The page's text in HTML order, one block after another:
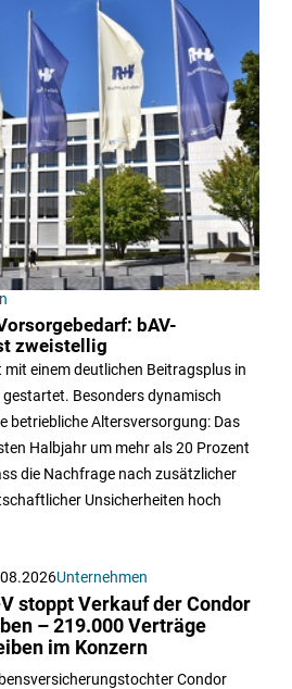
bAV-
zweistellig
mit einem deutlichen Beitragsplus in
Besonders dynamisch
betriebliche Altersversorgung: Das
Halbjahr um mehr als 20 Prozent
die Nachfrage nach zusätzlicher
Unsicherheiten hoch
Unternehmen
stoppt Verkauf der Condor
– 219.000 Verträge
im Konzern
Condor